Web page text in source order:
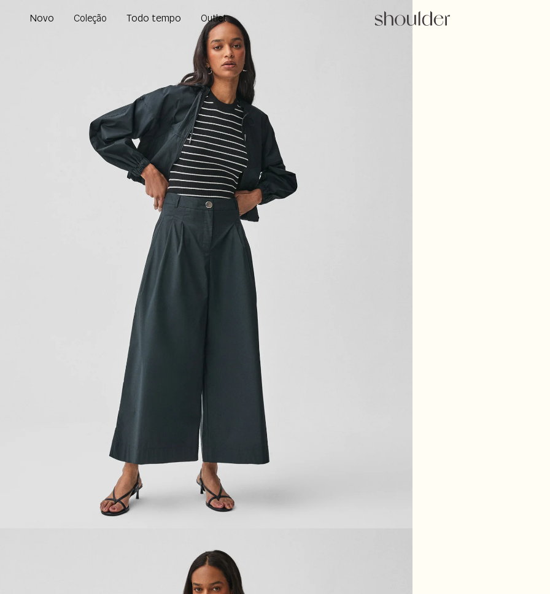
Novo Coleção Todo tempo Outlet